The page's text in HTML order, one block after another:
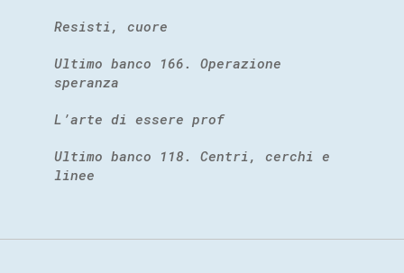
Resisti, cuore
Ultimo banco 166. Operazione
speranza
L’arte di essere prof
Ultimo banco 118. Centri, cerchi e
linee